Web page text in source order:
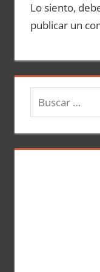
Lo siento,
publicar un
u
s
c